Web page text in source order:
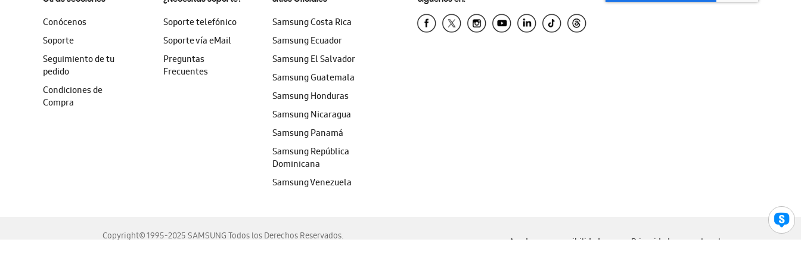
Conócenos
Soporte
Seguimiento de tu
pedido
Condiciones de
Compra
Soporte telefónico
Soporte vía eMail
Preguntas
Frecuentes
Samsung Costa Rica
Samsung Ecuador
Samsung El Salvador
Samsung Guatemala
Samsung Honduras
Samsung Nicaragua
Samsung Panamá
Samsung República
Dominicana
Samsung Venezuela
Copyright© 1995-2025 SAMSUNG Todos los Derechos Reservados.
Ayuda para accesibilidad Privacidad Legal